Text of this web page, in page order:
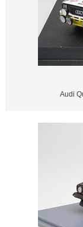
Audi